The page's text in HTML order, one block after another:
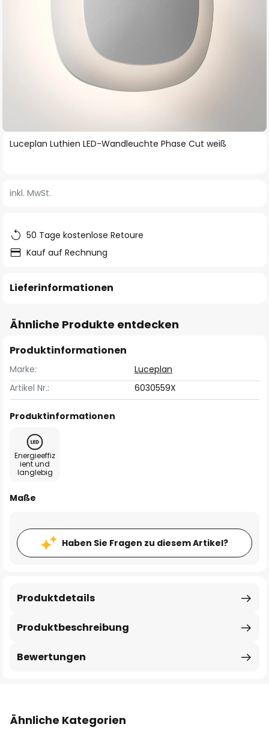
Zum
Anfang
springen
Luceplan Luthien LED-Wandleuchte Phase Cut weiß
inkl. MwSt.
50 Tage kostenlose Retoure
Kauf auf Rechnung
Lieferinformationen
Ähnliche Produkte entdecken
Produktinformationen
Marke:
Luceplan
Artikel Nr.:
6030559X
Produktinformationen
Energieeffiz
ient und
langlebig
Maße
Haben Sie Fragen zu diesem Artikel?
Produktbeschreibung
Produktdetails
Bewertungen
Ähnliche Kategorien